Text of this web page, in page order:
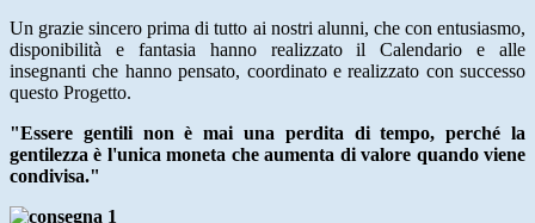
Un grazie sincero prima di tutto ai nostri alunni, che con entusiasmo,
disponibilità e fantasia hanno realizzato il Calendario e alle
insegnanti che hanno pensato, coordinato e realizzato con successo
questo Progetto.
"Essere gentili non è mai una perdita di tempo, perché la
gentilezza è l'unica moneta che aumenta di valore quando viene
condivisa."